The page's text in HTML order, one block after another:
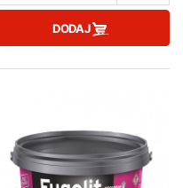
DODAJ